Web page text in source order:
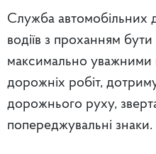
Служба автомобільних
водіїв з проханням
максимально уважними
дорожніх робіт,
дорожнього руху,
попереджувальні знаки.